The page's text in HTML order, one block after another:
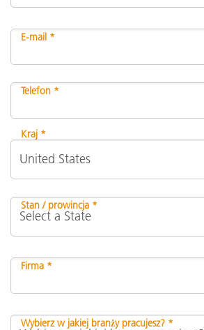
E-mail *
Telefon *
Kraj *
Stan / prowincja *
Firma *
Wybierz w jakiej branży pracujesz? *